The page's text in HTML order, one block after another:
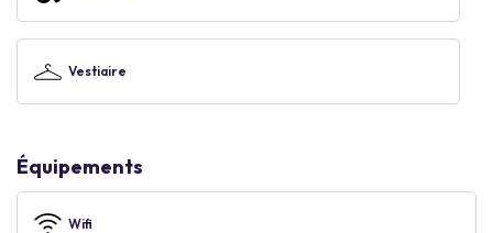
Vestiaire
Équipements
Wifi